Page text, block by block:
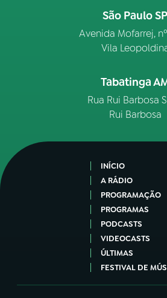
São Paulo SP
Avenida Mofarrej,
Vila
Tabatinga
Rua Rui Barbosa
Rui Barbosa
INÍCIO
A RÁDIO
PROGRAMAÇÃO
PROGRAMAS
PODCASTS
VIDEOCASTS
ÚLTIMAS
FESTIVAL DE